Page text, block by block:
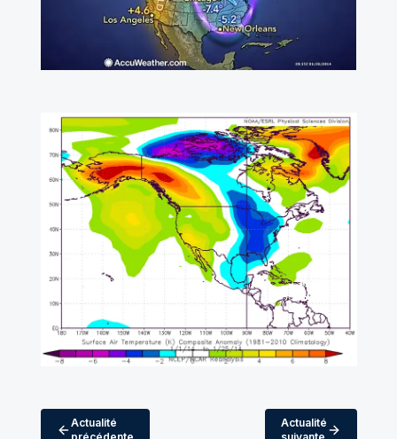
Actualité
Actualité